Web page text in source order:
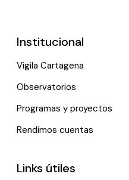
Institucional
Vigila Cartagena
Observatorios
Programas y proyectos
Rendimos cuentas
Links útiles